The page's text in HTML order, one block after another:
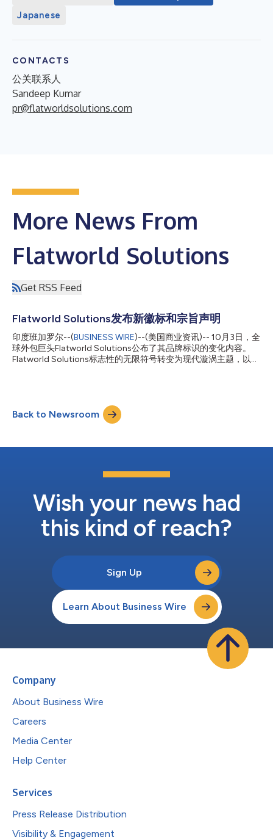
Japanese
CONTACTS
公关联系人
Sandeep Kumar
pr@flatworldsolutions.com
More News From
Flatworld Solutions
Get RSS Feed
Flatworld Solutions发布新徽标和宗旨声明
印度班加罗尔--(BUSINESS WIRE)--(美国商业资讯)-- 10月3日，全
球外包巨头Flatworld Solutions公布了其品牌标识的变化内容。
Flatworld Solutions标志性的无限符号转变为现代漩涡主题，以反
扩大了其在全球市场的影响力，同时还采纳了全球多地点交付中心
和相关的技术创新。作为一家全面的外包巨头，Flatworld提供超
过14项服务，能够熟练地满足全球各地的各种业务需求。
全球各个企业的价值驱动型合作伙伴。Flatworld已执行超过100
的需求，实现了为18000多名客户提供优质服务的业绩记录。随
着生成式人工智能占据中心舞台，Flatworld积极的投资表明他们
Back to Newsroom
Wish your news had
this kind of reach?
Sign Up
Learn About Business Wire
Company
About Business Wire
Careers
Media Center
Help Center
Services
Press Release Distribution
Visibility & Engagement